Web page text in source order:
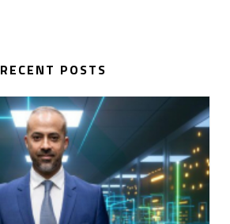
RECENT POSTS